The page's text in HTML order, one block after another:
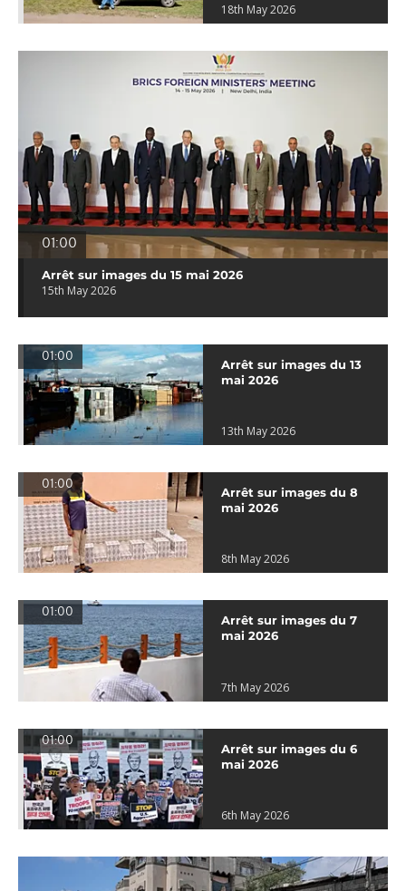
18th May 2026
01:00
Arrêt sur images du 15 mai 2026
15th May 2026
01:00
Arrêt sur images du 13
mai 2026
13th May 2026
01:00
Arrêt sur images du 8
mai 2026
8th May 2026
01:00
Arrêt sur images du 7
mai 2026
7th May 2026
01:00
Arrêt sur images du 6
mai 2026
6th May 2026